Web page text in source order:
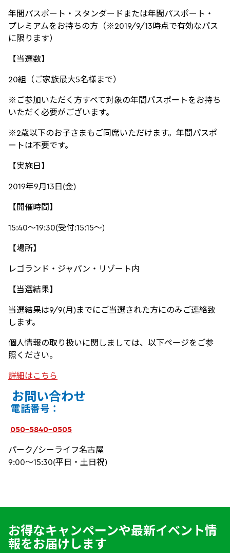
年間パスポート・スタンダードまたは年間パスポート・
プレミアムをお持ちの方（※2019/9/13時点で有効なパス
に限ります）
【当選数】
20組（ご家族最大5名様まで）
※ご参加いただく方すべて対象の年間パスポートをお持ち
いただく必要がございます。
※2歳以下のお子さまもご同席いただけます。年間パスポ
ートは不要です。
【実施日】
2019年9月13日(金)
【開催時間】
15:40～19:30(受付:15:15～)
【場所】
レゴランド・ジャパン・リゾート内
【当選結果】
当選結果は9/9(月)までにご当選された方にのみご連絡致
します。
個人情報の取り扱いに関しましては、以下ページをご参
照ください。
詳細はこちら
お問い合わせ
電話番号：
050-5840-0505
パーク/シーライフ名古屋
9:00～15:30(平日・土日祝)
お得なキャンペーンや最新イベント情
報をお届けします